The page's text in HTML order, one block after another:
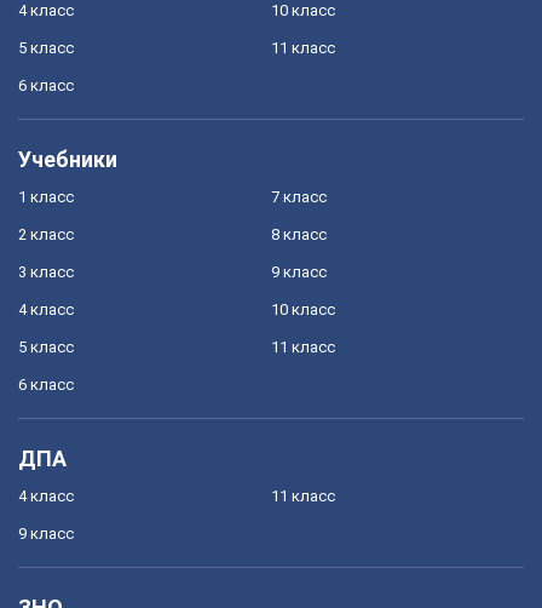
4 класс
5 класс
6 класс
10 класс
11 класс
Учебники
1 класс
2 класс
3 класс
4 класс
5 класс
6 класс
7 класс
8 класс
9 класс
10 класс
11 класс
ДПА
4 класс
9 класс
11 класс